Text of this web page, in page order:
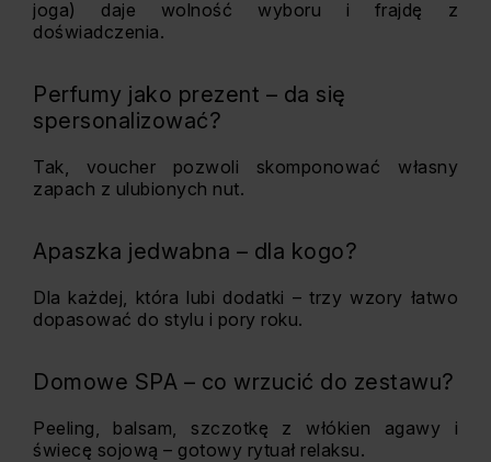
joga) daje wolność wyboru i frajdę z
doświadczenia.
Perfumy jako prezent – da się
spersonalizować?
Tak, voucher pozwoli skomponować własny
zapach z ulubionych nut.
Apaszka jedwabna – dla kogo?
Dla każdej, która lubi dodatki – trzy wzory łatwo
dopasować do stylu i pory roku.
Domowe SPA – co wrzucić do zestawu?
Peeling, balsam, szczotkę z włókien agawy i
świecę sojową – gotowy rytuał relaksu.